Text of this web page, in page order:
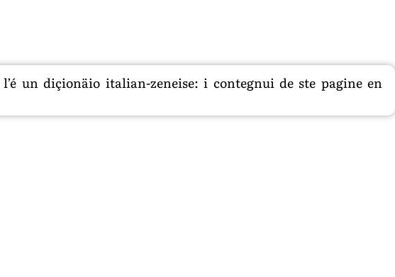
un diçionäio italian-zeneise: i contegnui de ste pagine en